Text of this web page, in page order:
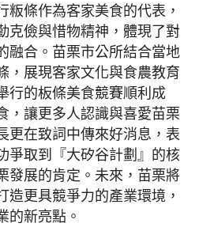
粄條作為客家美食的代表，
克儉與惜物精神，體現了對
融合。苗栗市公所結合當地
，展現客家文化與食農教育
行的板條美食競賽順利成
，讓更多人認識與喜愛苗栗
更在致詞中傳來好消息，表
爭取到『大矽谷計劃』的核
發展的肯定。未來，苗栗將
更具競爭力的產業環境，
的新亮點。